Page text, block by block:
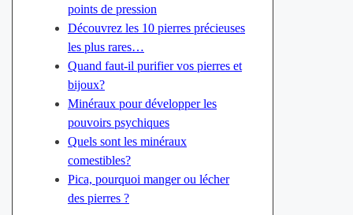
points de pression
Découvrez les 10 pierres précieuses
les plus rares…
Quand faut-il purifier vos pierres et
bijoux?
Minéraux pour développer les
pouvoirs psychiques
Quels sont les minéraux
comestibles?
Pica, pourquoi manger ou lécher
des pierres ?